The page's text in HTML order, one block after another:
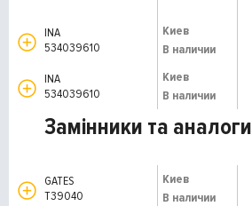
INA
534039610
Киев
В наличии
INA
534039610
Киев
В наличии
Замінники та аналоги
GATES
T39040
Киев
В наличии